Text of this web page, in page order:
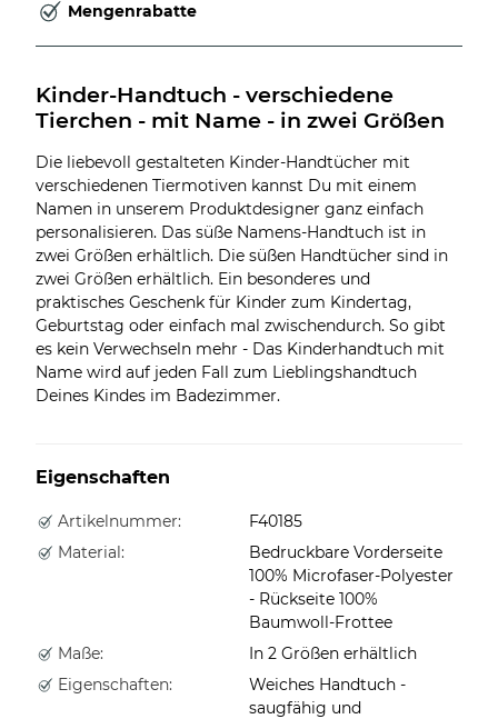
Mengenrabatte
Kinder-Handtuch - verschiedene
Tierchen - mit Name - in zwei Größen
Die liebevoll gestalteten Kinder-Handtücher mit
verschiedenen Tiermotiven kannst Du mit einem
Namen in unserem Produktdesigner ganz einfach
personalisieren. Das süße Namens-Handtuch ist in
zwei Größen erhältlich. Die süßen Handtücher sind in
zwei Größen erhältlich. Ein besonderes und
praktisches Geschenk für Kinder zum Kindertag,
Geburtstag oder einfach mal zwischendurch. So gibt
es kein Verwechseln mehr - Das Kinderhandtuch mit
Name wird auf jeden Fall zum Lieblingshandtuch
Deines Kindes im Badezimmer.
Eigenschaften
Artikelnummer:
F40185
Material:
Bedruckbare Vorderseite
100% Microfaser-Polyester
- Rückseite 100%
Baumwoll-Frottee
Maße:
In 2 Größen erhältlich
Eigenschaften:
Weiches Handtuch -
saugfähig und